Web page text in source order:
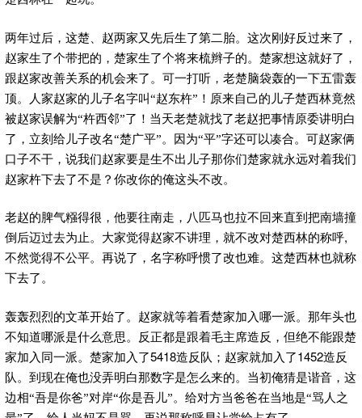
两年过后，这楚、赵两家又先后生了第二胎。这次刚好反过来了，
赵家生了个带把的，楚家生了个将来梳辫子的。楚家想这就好了，
跟赵家改善关系的机会来了。可一打听，老楚脑袋轰的一下五雷轰
顶。人家赵家的儿子名字叫“赵东杵”！原来自己的儿子楚西林竟然
被赵家误解为“杵西邻”了！当天老楚就找了老赵把事情原委讲明白
了，立刻给儿子改名“楚广平”。因为“平”字还可以凑合。可赵家俩
口子不干，说我们赵家要是生不出儿子那你们楚家就永远对着我们
赵家杵下去了不是？你改你的俺这头不改。
老赵的脾气糨得很，他要往南走，八匹马也拉不回来直到把南墙撞
倒后迈过去为止。大家觉得赵家不讲理，就不改对楚西林的称呼,
不然觉得不公平。再说了，名字称呼惯了改也难。这楚西林也就称
下去了。
轰轰烈烈的文革开始了。赵家就等着看楚家加入哪一派。那年头也
不知道哪派是什么意思。反正都是跟着毛主席造反，但绝不能跟楚
家加入同一派。楚家加入了5418造反队；赵家就加入了1452造反
队。到现在俺也没弄明白那数字是怎么来的。当初俺猜是谐音，这
边相“吾是你爸”对岸“你是吾儿”。给对方当爸爸在当地是“骂人之